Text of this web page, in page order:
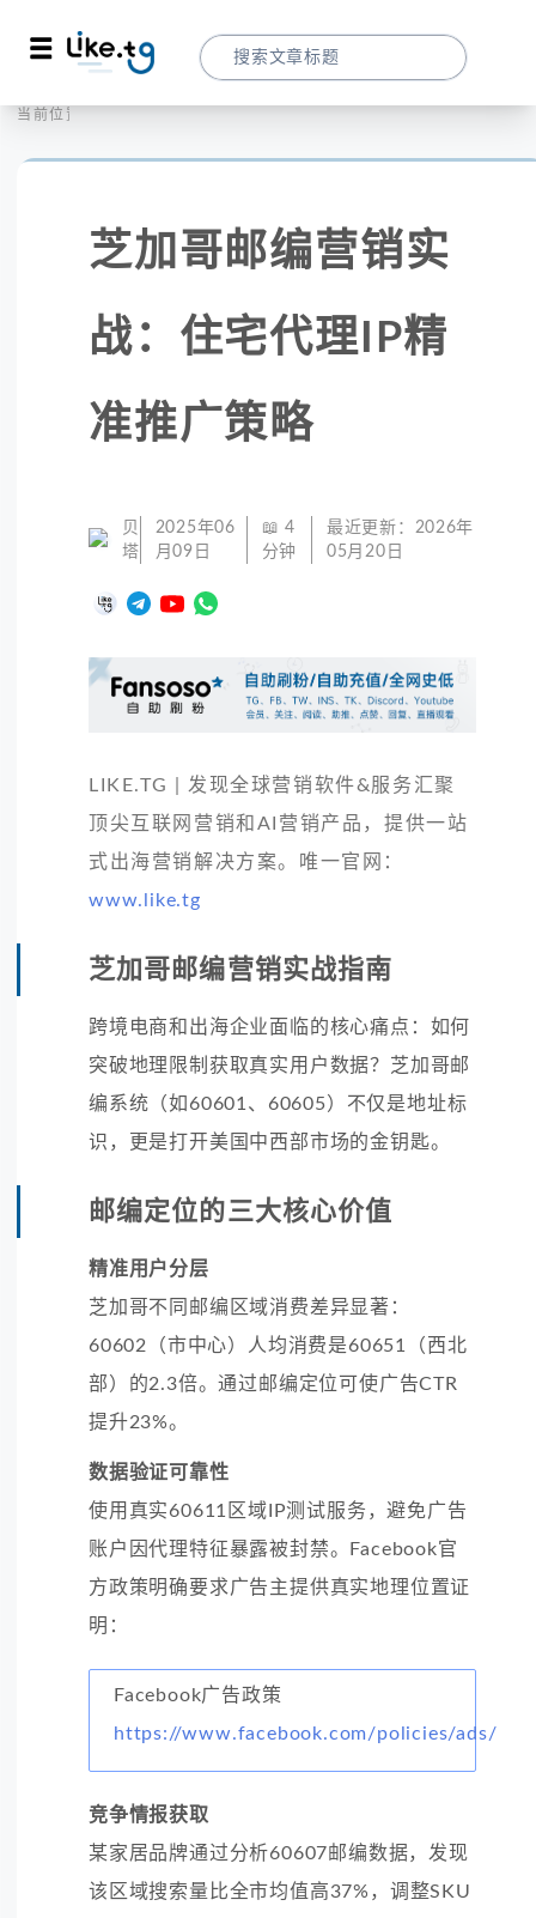
当前位置：
芝加哥邮编营销实
战：住宅代理IP精
准推广策略
贝
塔
2025年06
月09日
📖 4
分钟
最近更新： 2026年
05月20日
LIKE.TG | 发现全球营销软件&服务汇聚
顶尖互联网营销和AI营销产品，提供一站
式出海营销解决方案。唯一官网：
www.like.tg
芝加哥邮编营销实战指南
跨境电商和出海企业面临的核心痛点：如何
突破地理限制获取真实用户数据？芝加哥邮
编系统（如60601、60605）不仅是地址标
识，更是打开美国中西部市场的金钥匙。
邮编定位的三大核心价值
精准用户分层
芝加哥不同邮编区域消费差异显著：
60602（市中心）人均消费是60651（西北
部）的2.3倍。通过邮编定位可使广告CTR
提升23%。
数据验证可靠性
使用真实60611区域IP测试服务，避免广告
账户因代理特征暴露被封禁。Facebook官
方政策明确要求广告主提供真实地理位置证
明：
Facebook广告政策
https://www.facebook.com/policies/ads/
竞争情报获取
某家居品牌通过分析60607邮编数据，发现
该区域搜索量比全市均值高37%，调整SKU